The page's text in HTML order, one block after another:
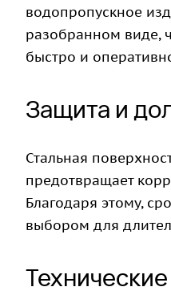
водопропускное
разобранном виде,
быстро и
Защита и
Стальная
предотвращает
Благодаря этому,
выбором для